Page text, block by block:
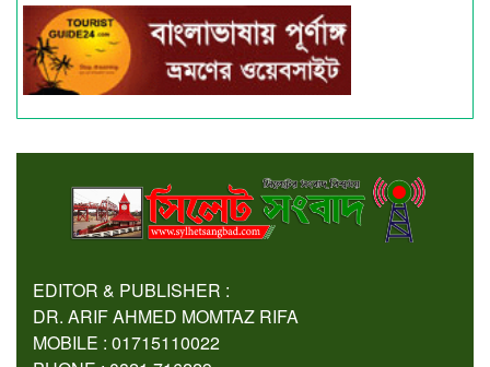
EDITOR & PUBLISHER :
DR. ARIF AHMED MOMTAZ RIFA
MOBILE : 01715110022